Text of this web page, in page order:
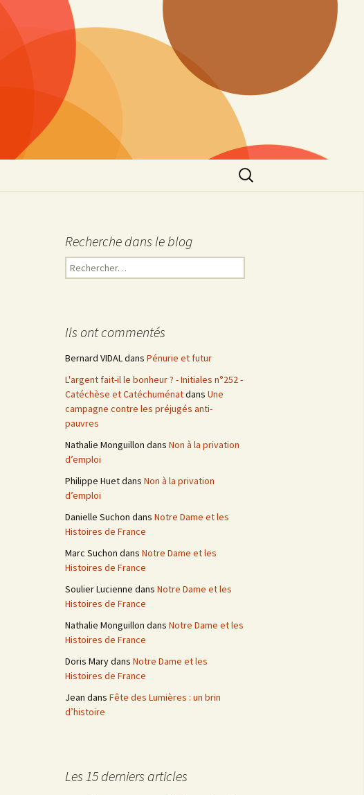
Rechercher :
Recherche dans le blog
R
e
r
h
e
r
:
Ils ont commentés
Bernard VIDALdans Pénurie et futur
L'argent fait-il le bonheur ? - Initiales n°252 -
Catéchèse et Catéchuménatdans Une
campagne contre les préjugés anti-
pauvres
Nathalie Monguillon dans Non à la privation
d’emploi
Philippe Huetdans Non à la privation
d’emploi
Danielle Suchon dans Notre Dame et les
Histoires de France
Marc Suchon dans Notre Dame et les
Histoires de France
Soulier Lucienne dans Notre Dame et les
Histoires de France
Nathalie Monguillon dans Notre Dame et les
Histoires de France
Doris Marydans Notre Dame et les
Histoires de France
Jean dans Fête des Lumières : un brin
d’histoire
Les 15 derniers articles